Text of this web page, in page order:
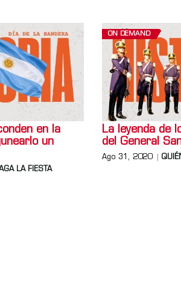
en la
un
LA FIESTA
ON DEMAND
La leyenda de
del General
Ago 31, 2020